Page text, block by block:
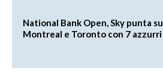
National Bank Open, Sky punta su
Montreal e Toronto con 7 azzurri